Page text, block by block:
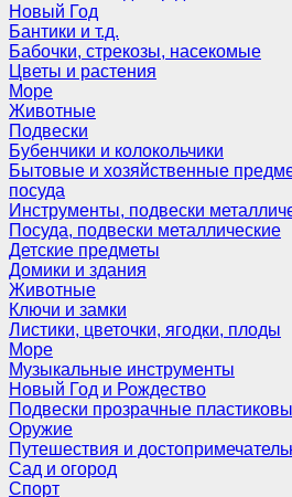
Новый Год
Бантики и т.д.
Бабочки, стрекозы, насекомые
Цветы и растения
Море
Животные
Подвески
Бубенчики и колокольчики
Бытовые и хозяйственные
посуда
Инструменты, подвески
Посуда, подвески металлические
Детские предметы
Домики и здания
Животные
Ключи и замки
Листики, цветочки, ягодки, плоды
Море
Музыкальные инструменты
Новый Год и Рождество
Подвески прозрачные
Оружие
Путешествия и
Сад и огород
Спорт